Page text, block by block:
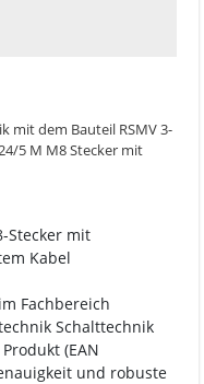
mit dem Bauteil RSMV 3-
5 M M8 Stecker mit
Stecker mit
Kabel
Fachbereich
Schalttechnik
(EAN
und robuste